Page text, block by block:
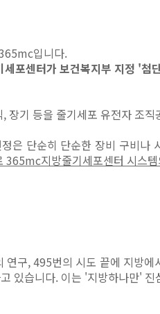
입니다.
포센터가 보건복지부 지정 '첨
장기 등을 줄기세포 유전자 조
은 단순히 단순한 장비 구비나
365mc지방줄기세포센터 시스
구, 495번의 시도 끝에 지방에
있습니다. 이는 '지방하나만'